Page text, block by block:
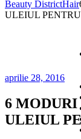
Beauty DistrictHair
ULEIUL
aprilie 28, 2016
6
ULEIUL